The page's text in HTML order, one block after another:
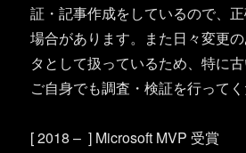
証・記事作成をしているので、
場合があります。また日々変更
タとして扱っているため、特に
ご自身でも調査・検証を行ってく
[ 2018 – ] Microsoft MVP 受賞